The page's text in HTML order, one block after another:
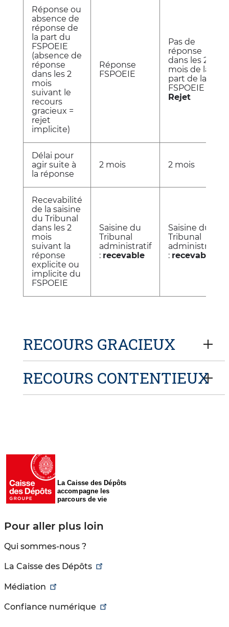
Réponse ou
absence de
réponse de
la part du
FSPOEIE
(absence de
réponse
dans les 2
mois
suivant le
recours
gracieux =
rejet
implicite)
Réponse
FSPOEIE
Pas de
réponse
dans les 2
mois de la
part de la
FSPOEIE =
Rejet
Délai pour
agir suite à
la réponse
2 mois 2 mois
Recevabilité
de la saisine
du Tribunal
dans les 2
mois
suivant la
réponse
explicite ou
implicite du
FSPOEIE
Saisine du
Tribunal
administratif
: recevable
Saisine du
Tribunal
administratif
: recevable
RECOURS GRACIEUX
RECOURS CONTENTIEUX
La Caisse des Dépôts
accompagne les
parcours de vie
Pour aller plus loin
Qui sommes-nous ?
La Caisse des Dépôts
Médiation
Confiance numérique